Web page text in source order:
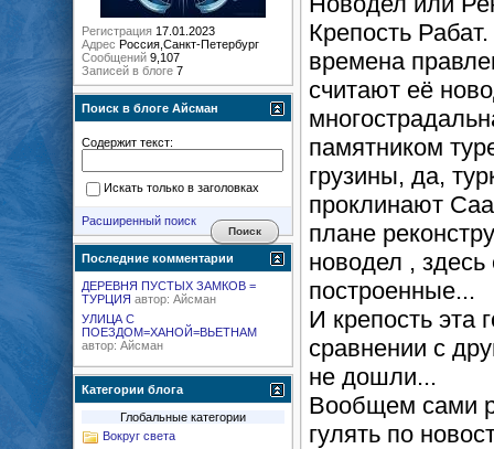
Крепость
времена
считают её
памятником
грузины, да,
проклинают
плане
новодел , здесь
построенные...
И крепость эта
сравнении с
не дошли...
Вообщем сами
гулять по
Регистрация 17.01.2023
Адрес Россия,Санкт-Петербург
Сообщений 9,107
Записей в блоге 7
Поиск в блоге Айсман
Содержит текст:
Искать только в заголовках
Расширенный поиск
Последние комментарии
ДЕРЕВНЯ ПУСТЫХ ЗАМКОВ =
ТУРЦИЯ автор: Айсман
УЛИЦА С
ПОЕЗДОМ=ХАНОЙ=ВЬЕТНАМ
автор: Айсман
Категории блога
Глобальные категории
Вокруг света